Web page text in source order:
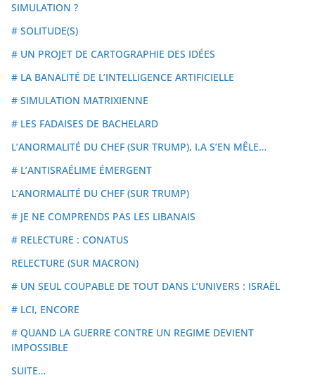
SIMULATION ?
# SOLITUDE(S)
# UN PROJET DE CARTOGRAPHIE DES IDÉES
# LA BANALITÉ DE L’INTELLIGENCE ARTIFICIELLE
# SIMULATION MATRIXIENNE
# LES FADAISES DE BACHELARD
L’ANORMALITÉ DU CHEF (SUR TRUMP), I.A S’EN MÊLE…
# L’ANTISRAÉLIME ÉMERGENT
L’ANORMALITÉ DU CHEF (SUR TRUMP)
# JE NE COMPRENDS PAS LES LIBANAIS
# RELECTURE : CONATUS
RELECTURE (SUR MACRON)
# UN SEUL COUPABLE DE TOUT DANS L’UNIVERS : ISRAËL
# LCI, ENCORE
# QUAND LA GUERRE CONTRE UN REGIME DEVIENT
IMPOSSIBLE
SUITE…